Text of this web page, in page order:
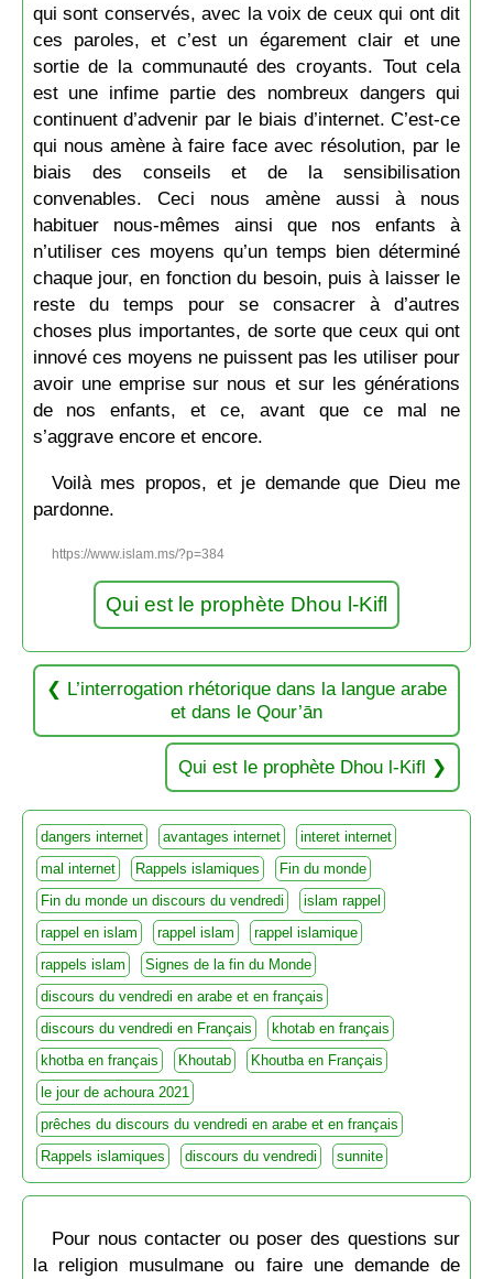
qui sont conservés, avec la voix de ceux qui ont dit
ces paroles, et c’est un égarement clair et une
sortie de la communauté des croyants. Tout cela
est une infime partie des nombreux dangers qui
continuent d’advenir par le biais d’internet. C’est-ce
qui nous amène à faire face avec résolution, par le
biais des conseils et de la sensibilisation
convenables. Ceci nous amène aussi à nous
habituer nous-mêmes ainsi que nos enfants à
n’utiliser ces moyens qu’un temps bien déterminé
chaque jour, en fonction du besoin, puis à laisser le
reste du temps pour se consacrer à d’autres
choses plus importantes, de sorte que ceux qui ont
innové ces moyens ne puissent pas les utiliser pour
avoir une emprise sur nous et sur les générations
de nos enfants, et ce, avant que ce mal ne
s’aggrave encore et encore.
Voilà mes propos, et je demande que Dieu me
pardonne.
https://www.islam.ms/?p=384
Qui est le prophète Dhou l-Kifl
L’interrogation rhétorique dans la langue arabe
et dans le Qour’ān
Qui est le prophète Dhou l-Kifl
dangers internet avantages internet
interet internet
mal internet
Rappels islamiques
Fin du monde
Fin du monde un discours du vendredi
islam rappel
rappel en islam
rappel islam
rappel islamique
rappels islam
Signes de la fin du Monde
discours du vendredi en arabe et en français
discours du vendredi en Français
khotab en français
khotba en français
Khoutab
Khoutba en Français
le jour de achoura 2021
prêches du discours du vendredi en arabe et en français
Rappels islamiques
discours du vendredi sunnite
Pour nous contacter ou poser des questions sur
la religion musulmane ou faire une demande de